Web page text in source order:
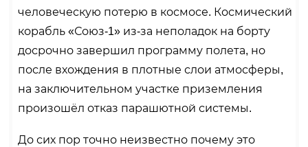
человеческую потерю в космосе. Космический
корабль «Союз-1» из-за неполадок на борту
досрочно завершил программу полета, но
после вхождения в плотные слои атмосферы,
на заключительном участке приземления
произошёл отказ парашютной системы.
До сих пор точно неизвестно почему это